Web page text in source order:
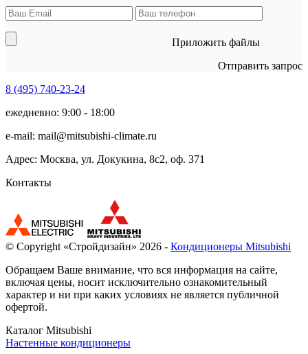
Приложить файлы
Отправить запрос
8 (495) 740-23-24
ежедневно: 9:00 - 18:00
e-mail: mail@mitsubishi-climate.ru
Адрес: Москва, ул. Докукина, 8с2, оф. 371
Контакты
© Copyright «Стройдизайн» 2026 - Кондиционеры Mitsubishi
Обращаем Ваше внимание, что вся информация на сайте,
включая цены, носит исключительно ознакомительный
характер и ни при каких условиях не является публичной
офертой.
Каталог Mitsubishi
Настенные кондиционеры